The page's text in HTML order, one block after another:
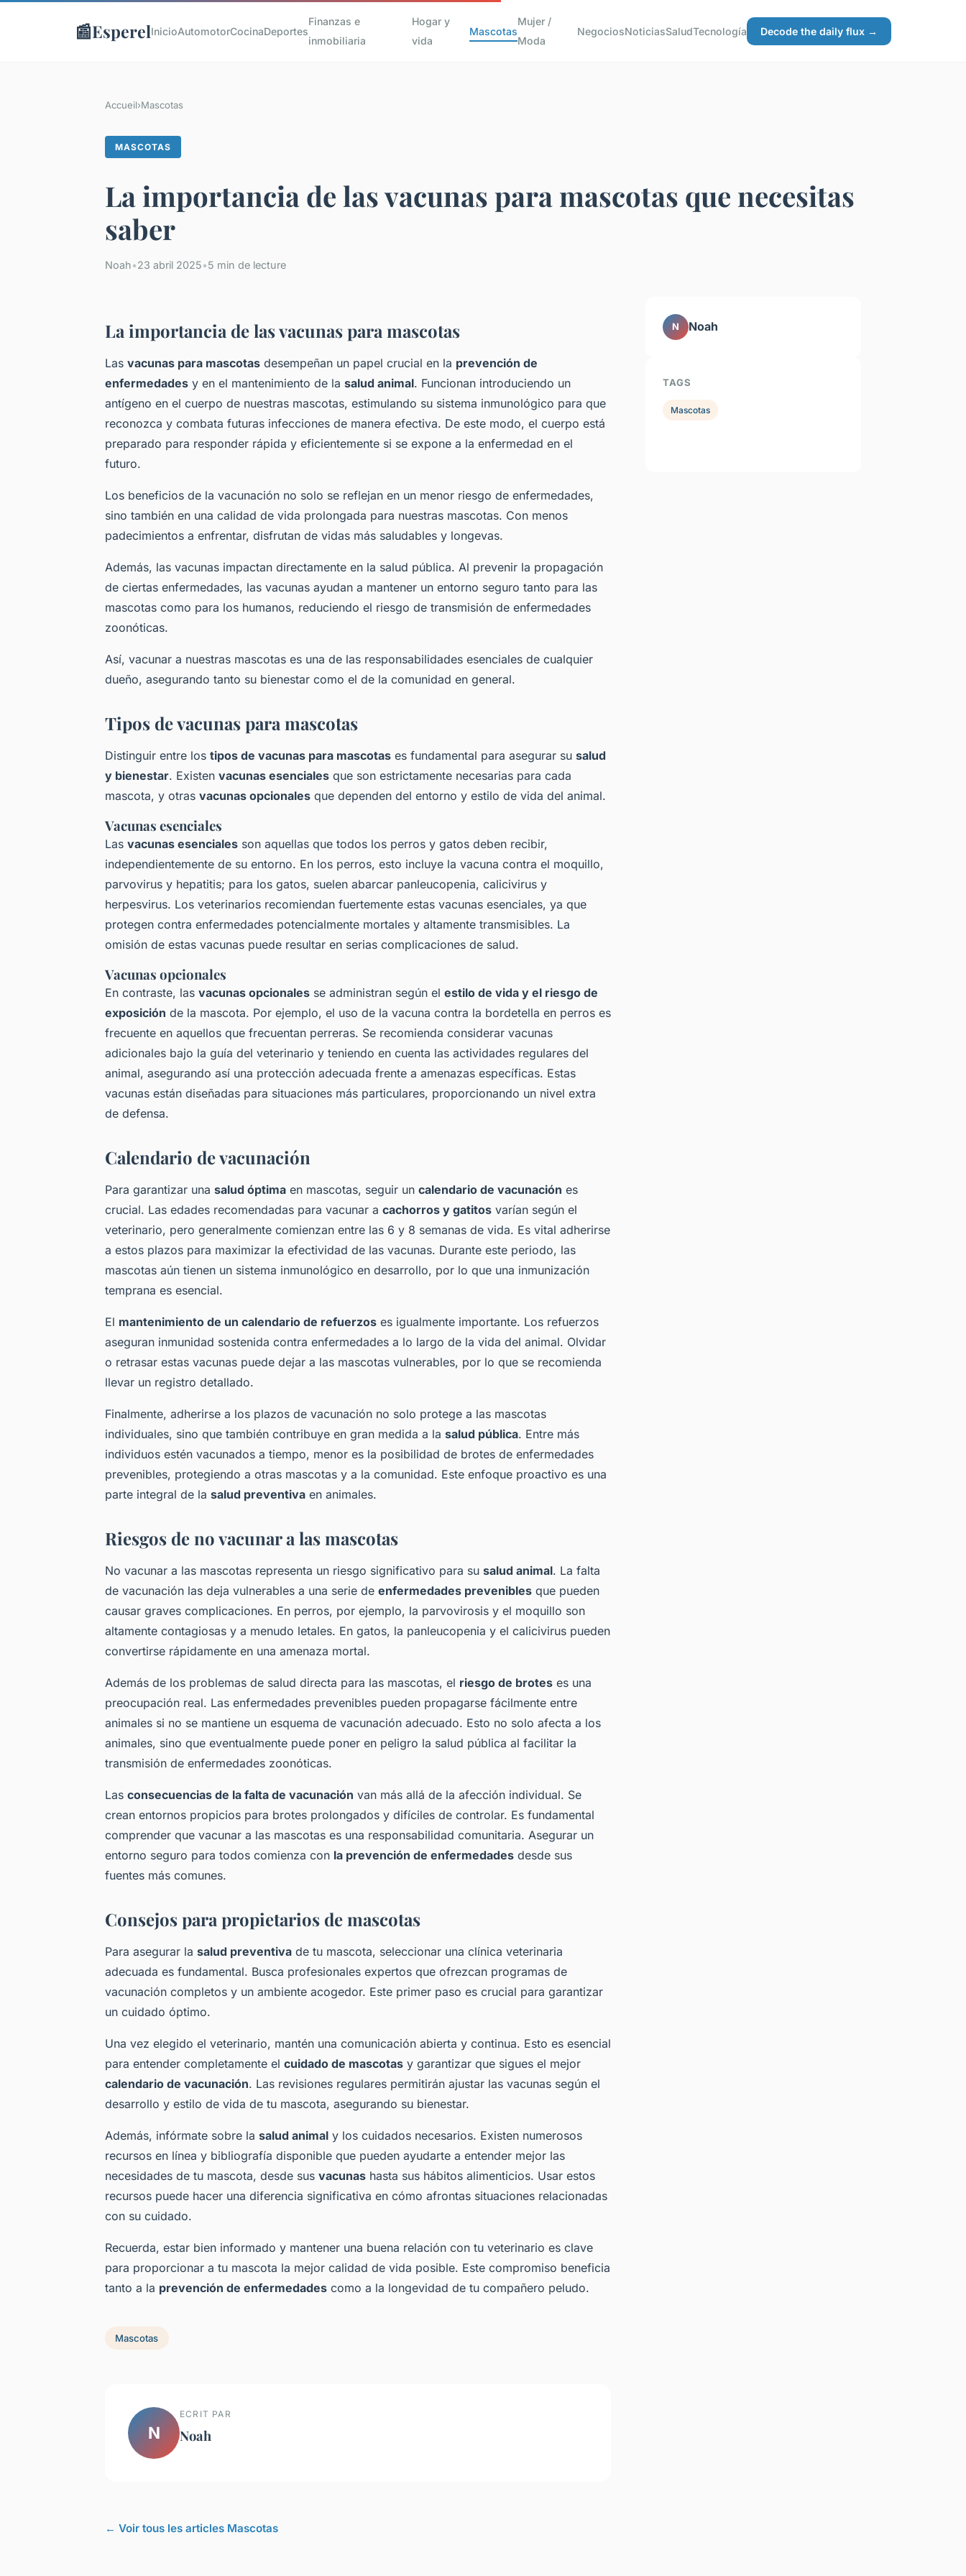
📰EsperelInicioAutomotorCocinaDeportes
Finanzas e
inmobiliaria
Hogar y
vida
Mascotas
Mujer /
Moda
NegociosNoticiasSaludTecnología Decode the daily flux →
Accueil›Mascotas
MASCOTAS
La importancia de las vacunas para mascotas que necesitas
saber
Noah•23 abril 2025•5 min de lecture
La importancia de las vacunas para mascotas
Las vacunas para mascotas desempeñan un papel crucial en la prevención de
enfermedades y en el mantenimiento de la salud animal. Funcionan introduciendo un
antígeno en el cuerpo de nuestras mascotas, estimulando su sistema inmunológico para que
reconozca y combata futuras infecciones de manera efectiva. De este modo, el cuerpo está
preparado para responder rápida y eficientemente si se expone a la enfermedad en el
futuro.
Los beneficios de la vacunación no solo se reflejan en un menor riesgo de enfermedades,
sino también en una calidad de vida prolongada para nuestras mascotas. Con menos
padecimientos a enfrentar, disfrutan de vidas más saludables y longevas.
Además, las vacunas impactan directamente en la salud pública. Al prevenir la propagación
de ciertas enfermedades, las vacunas ayudan a mantener un entorno seguro tanto para las
mascotas como para los humanos, reduciendo el riesgo de transmisión de enfermedades
zoonóticas.
Así, vacunar a nuestras mascotas es una de las responsabilidades esenciales de cualquier
dueño, asegurando tanto su bienestar como el de la comunidad en general.
Tipos de vacunas para mascotas
Distinguir entre los tipos de vacunas para mascotas es fundamental para asegurar su salud
y bienestar. Existen vacunas esenciales que son estrictamente necesarias para cada
mascota, y otras vacunas opcionales que dependen del entorno y estilo de vida del animal.
Vacunas esenciales
Las vacunas esenciales son aquellas que todos los perros y gatos deben recibir,
independientemente de su entorno. En los perros, esto incluye la vacuna contra el moquillo,
parvovirus y hepatitis; para los gatos, suelen abarcar panleucopenia, calicivirus y
herpesvirus. Los veterinarios recomiendan fuertemente estas vacunas esenciales, ya que
protegen contra enfermedades potencialmente mortales y altamente transmisibles. La
omisión de estas vacunas puede resultar en serias complicaciones de salud.
Vacunas opcionales
En contraste, las vacunas opcionales se administran según el estilo de vida y el riesgo de
exposición de la mascota. Por ejemplo, el uso de la vacuna contra la bordetella en perros es
frecuente en aquellos que frecuentan perreras. Se recomienda considerar vacunas
adicionales bajo la guía del veterinario y teniendo en cuenta las actividades regulares del
animal, asegurando así una protección adecuada frente a amenazas específicas. Estas
vacunas están diseñadas para situaciones más particulares, proporcionando un nivel extra
de defensa.
Calendario de vacunación
Para garantizar una salud óptima en mascotas, seguir un calendario de vacunación es
crucial. Las edades recomendadas para vacunar a cachorros y gatitos varían según el
veterinario, pero generalmente comienzan entre las 6 y 8 semanas de vida. Es vital adherirse
a estos plazos para maximizar la efectividad de las vacunas. Durante este periodo, las
mascotas aún tienen un sistema inmunológico en desarrollo, por lo que una inmunización
temprana es esencial.
El mantenimiento de un calendario de refuerzos es igualmente importante. Los refuerzos
aseguran inmunidad sostenida contra enfermedades a lo largo de la vida del animal. Olvidar
o retrasar estas vacunas puede dejar a las mascotas vulnerables, por lo que se recomienda
llevar un registro detallado.
Finalmente, adherirse a los plazos de vacunación no solo protege a las mascotas
individuales, sino que también contribuye en gran medida a la salud pública. Entre más
individuos estén vacunados a tiempo, menor es la posibilidad de brotes de enfermedades
prevenibles, protegiendo a otras mascotas y a la comunidad. Este enfoque proactivo es una
parte integral de la salud preventiva en animales.
Riesgos de no vacunar a las mascotas
No vacunar a las mascotas representa un riesgo significativo para su salud animal. La falta
de vacunación las deja vulnerables a una serie de enfermedades prevenibles que pueden
causar graves complicaciones. En perros, por ejemplo, la parvovirosis y el moquillo son
altamente contagiosas y a menudo letales. En gatos, la panleucopenia y el calicivirus pueden
convertirse rápidamente en una amenaza mortal.
Además de los problemas de salud directa para las mascotas, el riesgo de brotes es una
preocupación real. Las enfermedades prevenibles pueden propagarse fácilmente entre
animales si no se mantiene un esquema de vacunación adecuado. Esto no solo afecta a los
animales, sino que eventualmente puede poner en peligro la salud pública al facilitar la
transmisión de enfermedades zoonóticas.
Las consecuencias de la falta de vacunación van más allá de la afección individual. Se
crean entornos propicios para brotes prolongados y difíciles de controlar. Es fundamental
comprender que vacunar a las mascotas es una responsabilidad comunitaria. Asegurar un
entorno seguro para todos comienza con la prevención de enfermedades desde sus
fuentes más comunes.
Consejos para propietarios de mascotas
Para asegurar la salud preventiva de tu mascota, seleccionar una clínica veterinaria
adecuada es fundamental. Busca profesionales expertos que ofrezcan programas de
vacunación completos y un ambiente acogedor. Este primer paso es crucial para garantizar
un cuidado óptimo.
Una vez elegido el veterinario, mantén una comunicación abierta y continua. Esto es esencial
para entender completamente el cuidado de mascotas y garantizar que sigues el mejor
calendario de vacunación. Las revisiones regulares permitirán ajustar las vacunas según el
desarrollo y estilo de vida de tu mascota, asegurando su bienestar.
Además, infórmate sobre la salud animal y los cuidados necesarios. Existen numerosos
recursos en línea y bibliografía disponible que pueden ayudarte a entender mejor las
necesidades de tu mascota, desde sus vacunas hasta sus hábitos alimenticios. Usar estos
recursos puede hacer una diferencia significativa en cómo afrontas situaciones relacionadas
con su cuidado.
Recuerda, estar bien informado y mantener una buena relación con tu veterinario es clave
para proporcionar a tu mascota la mejor calidad de vida posible. Este compromiso beneficia
tanto a la prevención de enfermedades como a la longevidad de tu compañero peludo.
Mascotas
N
ECRIT PAR
Noah
← Voir tous les articles Mascotas
N Noah
TAGS
Mascotas